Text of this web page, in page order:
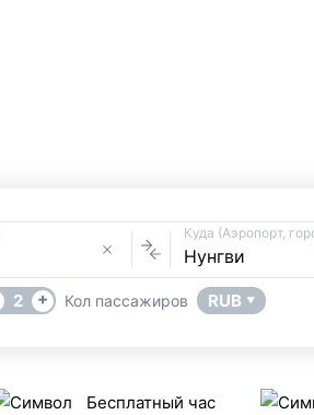
Куда (Аэропорт,
2 + Кол пассажиров RUB ▼
Бесплатный час